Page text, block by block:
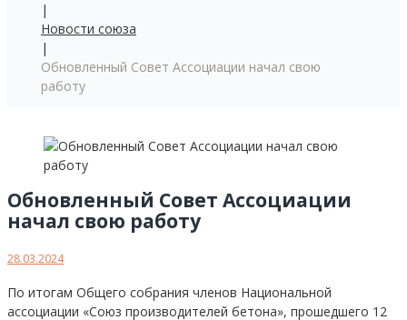
|
Новости союза
|
Обновленный Совет Ассоциации начал свою
работу
Обновленный Совет Ассоциации
начал свою работу
28.03.2024
По итогам Общего собрания членов Национальной
ассоциации «Союз производителей бетона», прошедшего 12